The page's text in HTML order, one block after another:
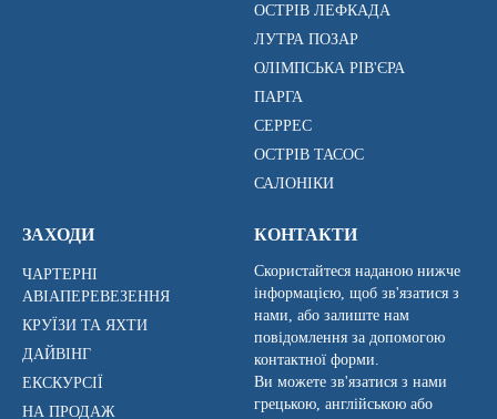
ОСТРІВ ЛЕФКАДА
ЛУТРА ПОЗАР
ОЛІМПСЬКА РІВ'ЄРА
ПАРГА
СЕРРЕС
ОСТРІВ ТАСОС
САЛОНІКИ
ЗАХОДИ
ЧАРТЕРНІ
АВІАПЕРЕВЕЗЕННЯ
КРУЇЗИ ТА ЯХТИ
ДАЙВІНГ
ЕКСКУРСІЇ
НА ПРОДАЖ
КОНТАКТИ
Скористайтеся наданою нижче
інформацією, щоб зв'язатися з
нами, або залиште нам
повідомлення за допомогою
контактної форми.
Ви можете зв'язатися з нами
грецькою, англійською або